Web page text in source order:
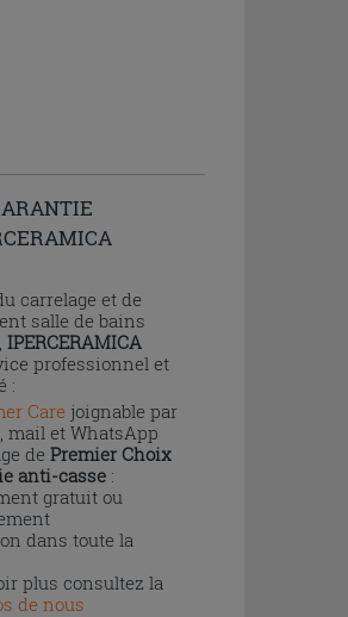
carrelage et de
salle de bains
IPERCERAMICA
professionnel et
:
Carejoignable par
mail et WhatsApp
de Premier Choix
anti-casse:
gratuit ou
dans toute la
plus consultez la
de nous